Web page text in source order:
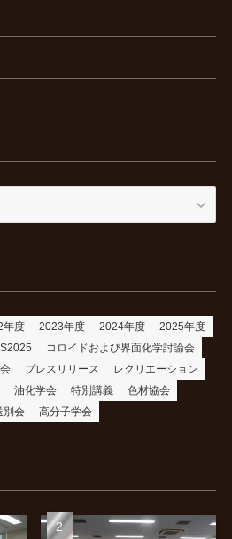
年度 2023年度 2024年度
2025年度
コロイドおよび界面化学討論会
プレスリリース
レクリエーション
油化学会 特別講義
色材協会
別会 高分子学会